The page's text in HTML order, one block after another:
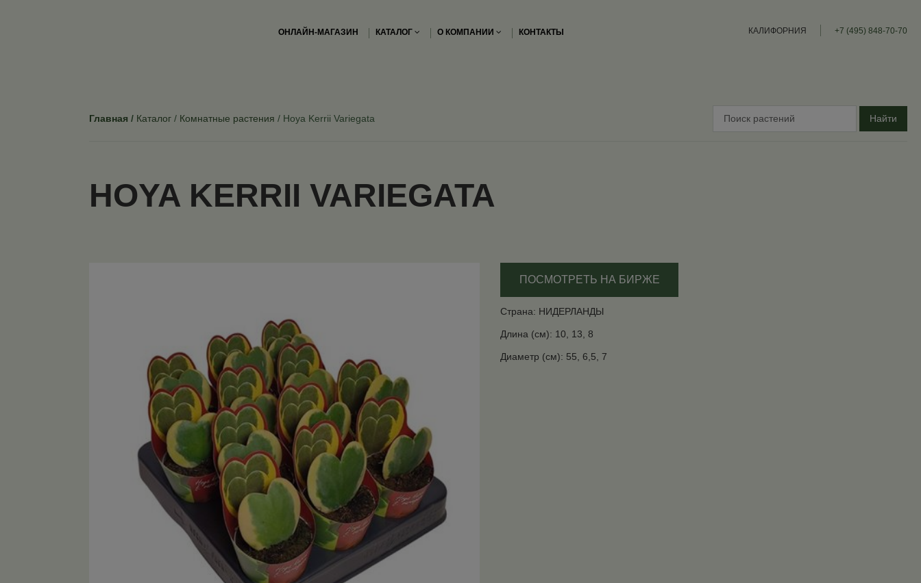
ОНЛАЙН-МАГАЗИН КАТАЛОГ О КОМПАНИИ КОНТАКТЫ КАЛИФОРНИЯ +7 (495) 848-70-70
Главная Каталог Комнатные растения Hoya Kerrii Variegata Найти
HOYA KERRII VARIEGATA
ПОСМОТРЕТЬ НА БИРЖЕ
Страна: НИДЕРЛАНДЫ
Длина (см): 10, 13, 8
Диаметр (см): 55, 6,5, 7